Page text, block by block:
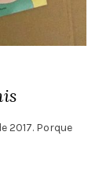
2017. Porque